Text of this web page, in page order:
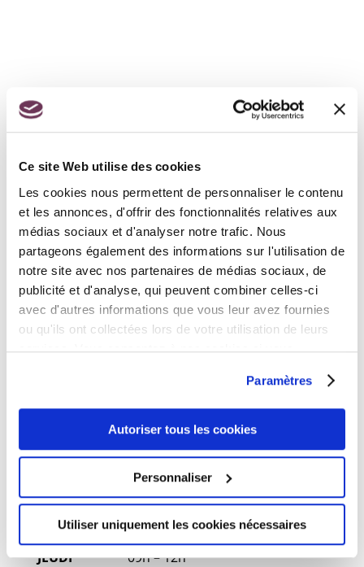
Ce site Web utilise des cookies
Les cookies nous permettent de personnaliser le contenu
et les annonces, d'offrir des fonctionnalités relatives aux
médias sociaux et d'analyser notre trafic. Nous
partageons également des informations sur l'utilisation de
notre site avec nos partenaires de médias sociaux, de
publicité et d'analyse, qui peuvent combiner celles-ci
avec d'autres informations que vous leur avez fournies
ou qu'ils ont collectées lors de votre utilisation de leurs
services. Vous consentez à nos cookies si vous
Paramètres
Autoriser tous les cookies
Personnaliser
Utiliser uniquement les cookies nécessaires
Suivre
Suivre
Horaires
Horaires
Accueil mairie : uniquement sur rendez-vous les
vendredis de 13h30 à 17h00.
Ouverture au public
09h – 12h
MARDI
14h – 19h
MERCREDI
Fermeture
JEUDI
09h – 12h